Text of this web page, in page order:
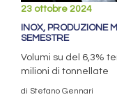
23 ottobre 2024
INOX, PRODUZIONE
SEMESTRE
Volumi su del 6,3%
milioni di tonnellate
di Stefano Gennari